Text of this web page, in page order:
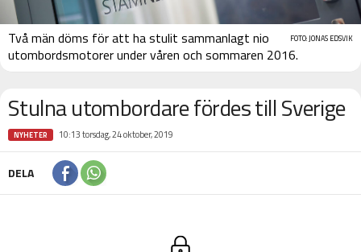
FOTO: JONAS EDSVIK
Två män döms för att ha stulit sammanlagt nio
utombordsmotorer under våren och sommaren 2016.
Stulna utombordare fördes till Sverige
NYHETER 10:13 torsdag, 24 oktober, 2019
DELA